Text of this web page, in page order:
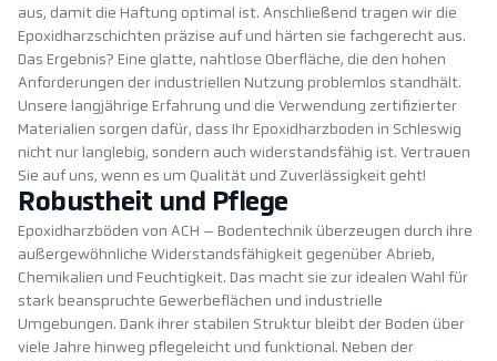
aus, damit die Haftung optimal ist. Anschließend tragen wir die
Epoxidharzschichten präzise auf und härten sie fachgerecht aus.
Das Ergebnis? Eine glatte, nahtlose Oberfläche, die den hohen
Anforderungen der industriellen Nutzung problemlos standhält.
Unsere langjährige Erfahrung und die Verwendung zertifizierter
Materialien sorgen dafür, dass Ihr Epoxidharzboden in Schleswig
nicht nur langlebig, sondern auch widerstandsfähig ist. Vertrauen
Sie auf uns, wenn es um Qualität und Zuverlässigkeit geht!
Robustheit und Pflege
Epoxidharzböden von ACH – Bodentechnik überzeugen durch ihre
außergewöhnliche Widerstandsfähigkeit gegenüber Abrieb,
Chemikalien und Feuchtigkeit. Das macht sie zur idealen Wahl für
stark beanspruchte Gewerbeflächen und industrielle
Umgebungen. Dank ihrer stabilen Struktur bleibt der Boden über
viele Jahre hinweg pflegeleicht und funktional. Neben der